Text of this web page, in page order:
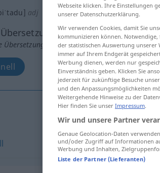
adj
Übersetzung anklicken/antippen)
Webseite klicken. Ihre Einstellungen
unserer Datenschutzerklärung.
Wir verwenden Cookies, damit Sie
kommunizieren können.
der statistischen Auswertung
immer auf Ihrem Endgerät
Werbung dienen, werden nur
Einverständnis geben. Klicken Sie
jederzeit für zukünftige Besuche
und den Anpassungsmöglichkeiten
Weitergehende Hinweise zu der
Hier finden Sie unser Impressum.
Wir und unsere Partner
Genaue Geolocation-Daten
und/oder Zugriff auf Informationen
Werbung und Inhalten,
Liste der Partner (Lieferanten)